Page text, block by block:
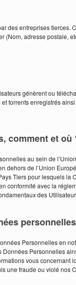
des entreprises
(Nom, adresse postale,
génèrent ou
torrents enregistrés
comment et où
au sein de
dehors de l’Union
Tiers pour lesquels
conformité avec la
des
Personnelles en
Données Personnelles
vous concernant
une fraude ou violé